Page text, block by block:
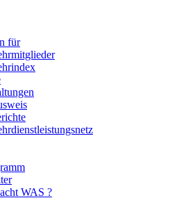
für
WAS ?